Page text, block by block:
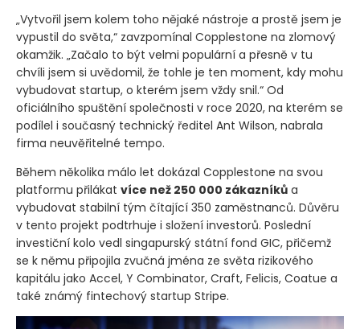
„Vytvořil jsem kolem toho nějaké nástroje a prostě jsem je
vypustil do světa,“ zavzpomínal Copplestone na zlomový
okamžik. „Začalo to být velmi populární a přesně v tu
chvíli jsem si uvědomil, že tohle je ten moment, kdy mohu
vybudovat startup, o kterém jsem vždy snil.“ Od
oficiálního spuštění společnosti v roce 2020, na kterém se
podílel i současný technický ředitel Ant Wilson, nabrala
firma neuvěřitelné tempo.
Během několika málo let dokázal Copplestone na svou
platformu přilákat více než 250 000 zákazníků a
vybudovat stabilní tým čítající 350 zaměstnanců. Důvěru
v tento projekt podtrhuje i složení investorů. Poslední
investiční kolo vedl singapurský státní fond GIC, přičemž
se k němu připojila zvučná jména ze světa rizikového
kapitálu jako Accel, Y Combinator, Craft, Felicis, Coatue a
také známý fintechový startup Stripe.